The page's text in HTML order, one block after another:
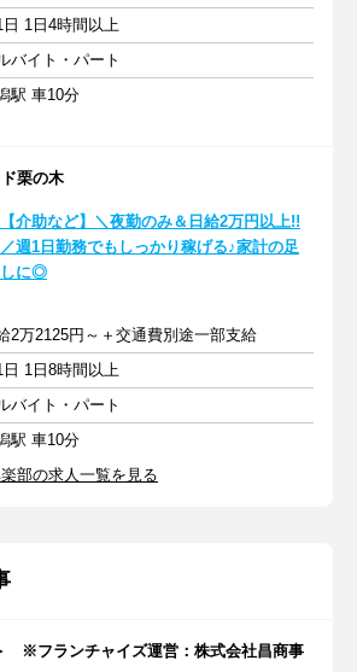
日 1日4時間以上
バイト・パート
駅 車10分
栗の木
【介助など】＼夜勤のみ＆日給2万円以上!!
／週1日勤務でもしっかり稼げる♪家計の足
しに◎
2万2125円～＋交通費別途一部支給
日 1日8時間以上
バイト・パート
駅 車10分
部の求人一覧を見る
※フランチャイズ運営：株式会社昌商事